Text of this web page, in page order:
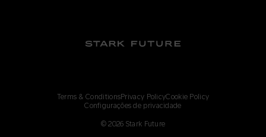
Terms & ConditionsPrivacy PolicyCookie Policy
Configurações de privacidade
©2026 Stark Future